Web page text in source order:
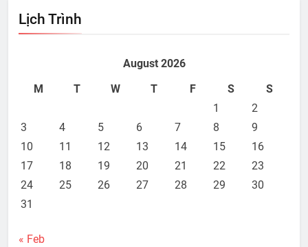
Lịch Trình
August 2026
M
T W T F S
S
1
2
3
4 5 6 7 8
9
10
11 12 13 14 15
16
17
18 19 20 21 22
23
24
25 26 27 28 29
30
31
« Feb